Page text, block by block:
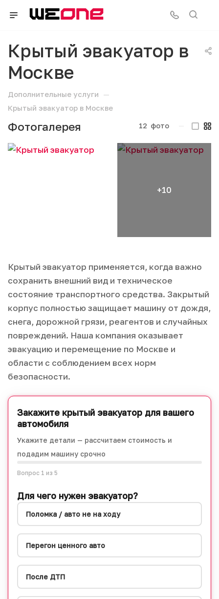
Крытый эвакуатор в
Москве
Дополнительные услуги —
Крытый эвакуатор в Москве
Фотогалерея 12 фото
Крытый эвакуатор применяется, когда важно
сохранить внешний вид и техническое
состояние транспортного средства. Закрытый
корпус полностью защищает машину от дождя,
снега, дорожной грязи, реагентов и случайных
повреждений. Наша компания оказывает
эвакуацию и перемещение по Москве и
области с соблюдением всех норм
безопасности.
Закажите крытый эвакуатор для вашего
автомобиля
Укажите детали — рассчитаем стоимость и
подадим машину срочно
Вопрос 1 из 5
Для чего нужен эвакуатор?
Поломка / авто не на ходу
Перегон ценного авто
После ДТП